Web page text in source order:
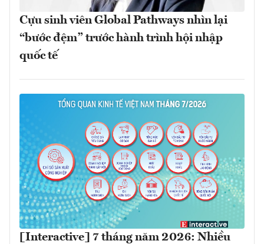
Cựu sinh viên Global Pathways nhìn lại
“bước đệm” trước hành trình hội nhập
quốc tế
[Interactive] 7 tháng năm 2026: Nhiều